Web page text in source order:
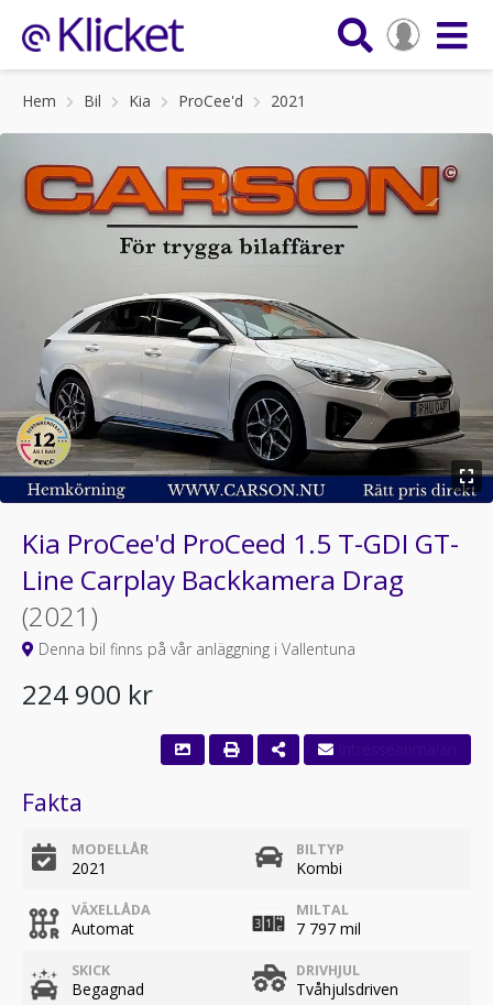
Hem Bil Kia ProCee'd 2021
Kia ProCee'd ProCeed 1.5 T-GDI GT-
Line Carplay Backkamera Drag
(2021)
Denna bil finns på vår anläggning i Vallentuna
224 900 kr
Fakta
MODELLÅR
2021
BILTYP
Kombi
VÄXELLÅDA
Automat
MILTAL
7 797 mil
SKICK
Begagnad
DRIVHJUL
Tvåhjulsdriven